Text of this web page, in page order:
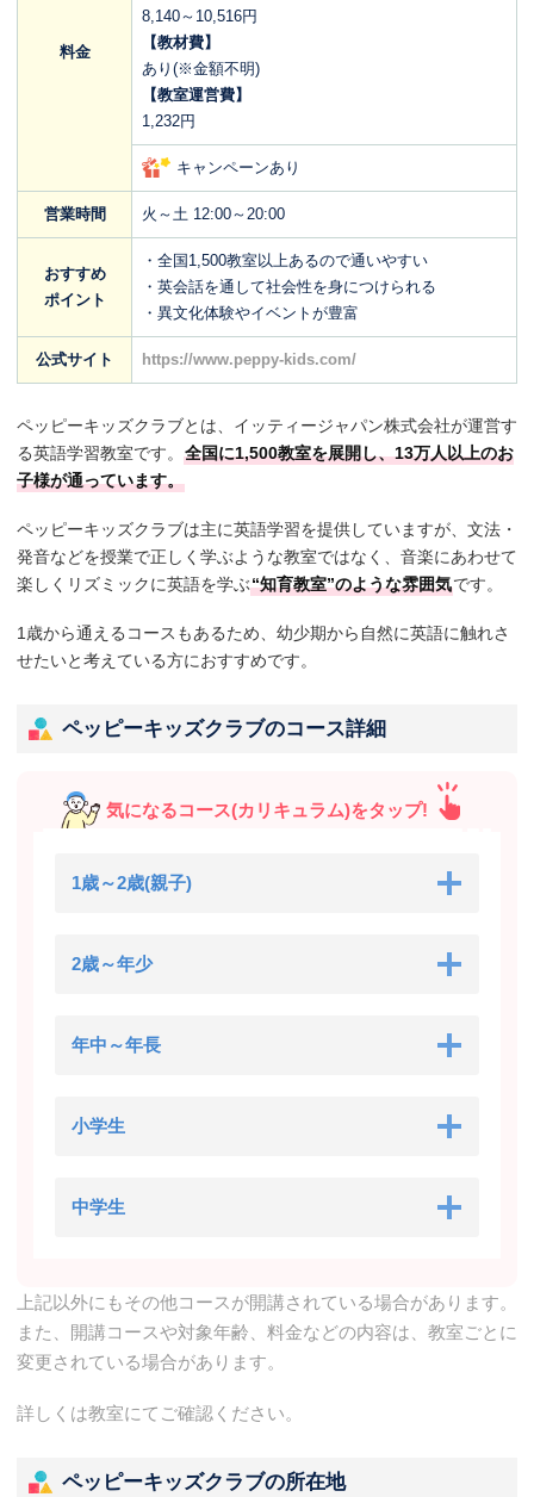
料金
8,140～10,516円
【教材費】
あり(※金額不明)
【教室運営費】
1,232円
キャンペーンあり
営業時間 火～土 12:00～20:00
おすすめ
ポイント
・全国1,500教室以上あるので通いやすい
・英会話を通して社会性を身につけられる
・異文化体験やイベントが豊富
公式サイト https://www.peppy-kids.com/
ペッピーキッズクラブとは、イッティージャパン株式会社が運営す
る英語学習教室です。 全国に1,500教室を展開し、13万人以上のお
子様が通っています。
ペッピーキッズクラブは主に英語学習を提供していますが、文法・
発音などを授業で正しく学ぶような教室ではなく、音楽にあわせて
楽しくリズミックに英語を学ぶ“知育教室”のような雰囲気です。
1歳から通えるコースもあるため、幼少期から自然に英語に触れさ
せたいと考えている方におすすめです。
ペッピーキッズクラブのコース詳細
気になるコース(カリキュラム)をタップ!
1歳～2歳(親子)
2歳～年少
年中～年長
小学生
中学生
上記以外にもその他コースが開講されている場合があります。
また、開講コースや対象年齢、料金などの内容は、教室ごとに
変更されている場合があります。
詳しくは教室にてご確認ください。
ペッピーキッズクラブの所在地